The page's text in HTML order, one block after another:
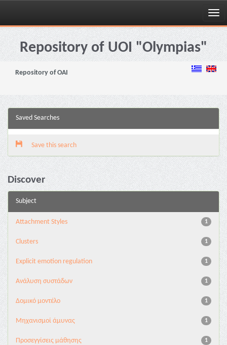
Skip
navigationRepository of UOI "Olympias"
Repository of OAI
Saved Searches
Save this search
Discover
Subject
1
Attachment Styles
1
Clusters
1
Explicit emotion regulation
1
Ανάλυση συστάδων
1
Δομικό μοντέλο
1
Μηχανισμοί άμυνας
1
Προσεγγίσεις μάθησης